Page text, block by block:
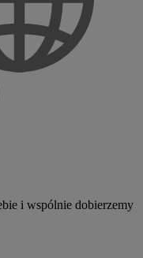
i wspólnie dobierzemy